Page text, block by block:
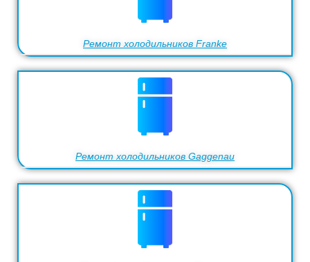
Ремонт холодильников Franke
Ремонт холодильников Gaggenau